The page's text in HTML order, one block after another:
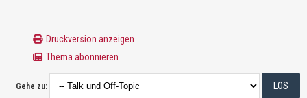
Druckversion anzeigen
Thema abonnieren
Gehe zu: